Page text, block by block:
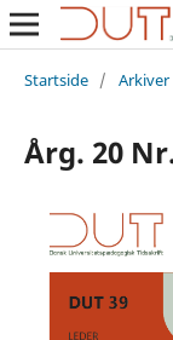
Startside / Arkiver
Årg. 20